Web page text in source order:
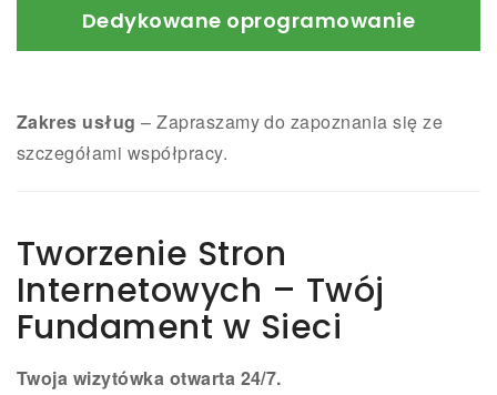
Dedykowane oprogramowanie
Twój prestiżowy zespół do zadań specjalnych –
Czytaj dalej
Zakres usług – Zapraszamy do zapoznania się ze
szczegółami współpracy.
Tworzenie Stron
Internetowych – Twój
Fundament w Sieci
Twoja wizytówka otwarta 24/7.